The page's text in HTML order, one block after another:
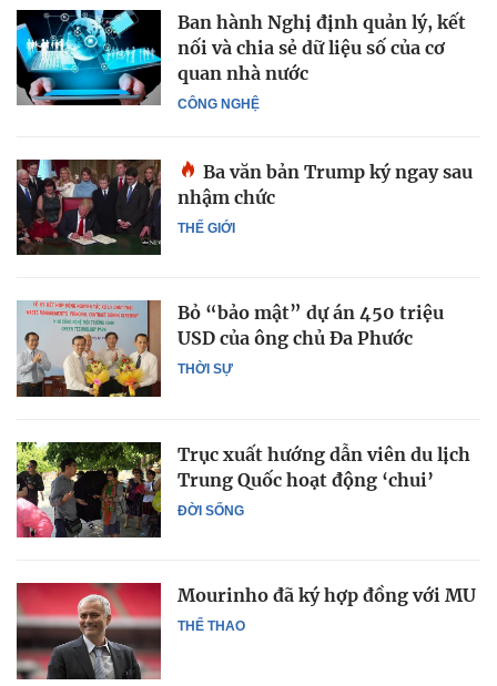
CÔNG NGHỆ
Ban hành Nghị định quản lý, kết
nối và chia sẻ dữ liệu số của cơ
quan nhà nước
THẾ GIỚI
Ba văn bản Trump ký ngay sau
nhậm chức
THỜI SỰ
Bỏ “bảo mật” dự án 450 triệu
USD của ông chủ Đa Phước
ĐỜI SỐNG
Trục xuất hướng dẫn viên du lịch
Trung Quốc hoạt động ‘chui’
THỂ THAO
Mourinho đã ký hợp đồng với MU